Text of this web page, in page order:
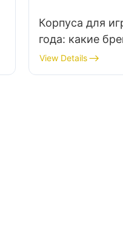
Корпуса для
года: какие
предлагают
дизайн?
View Details